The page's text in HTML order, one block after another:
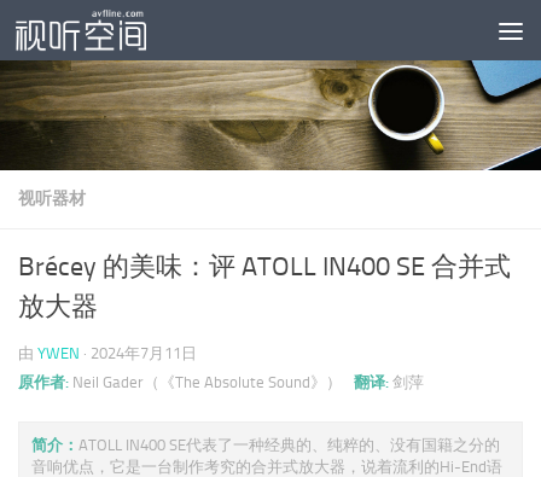
跳至内容
视听器材
Brécey 的美味：评 ATOLL IN400 SE 合并式
放大器
由 YWEN · 2024年7月11日
原作者: Neil Gader（《The Absolute Sound》） 翻译: 剑萍
简介： ATOLL IN400 SE代表了一种经典的、纯粹的、没有国籍之分的
音响优点，它是一台制作考究的合并式放大器，说着流利的Hi-End语